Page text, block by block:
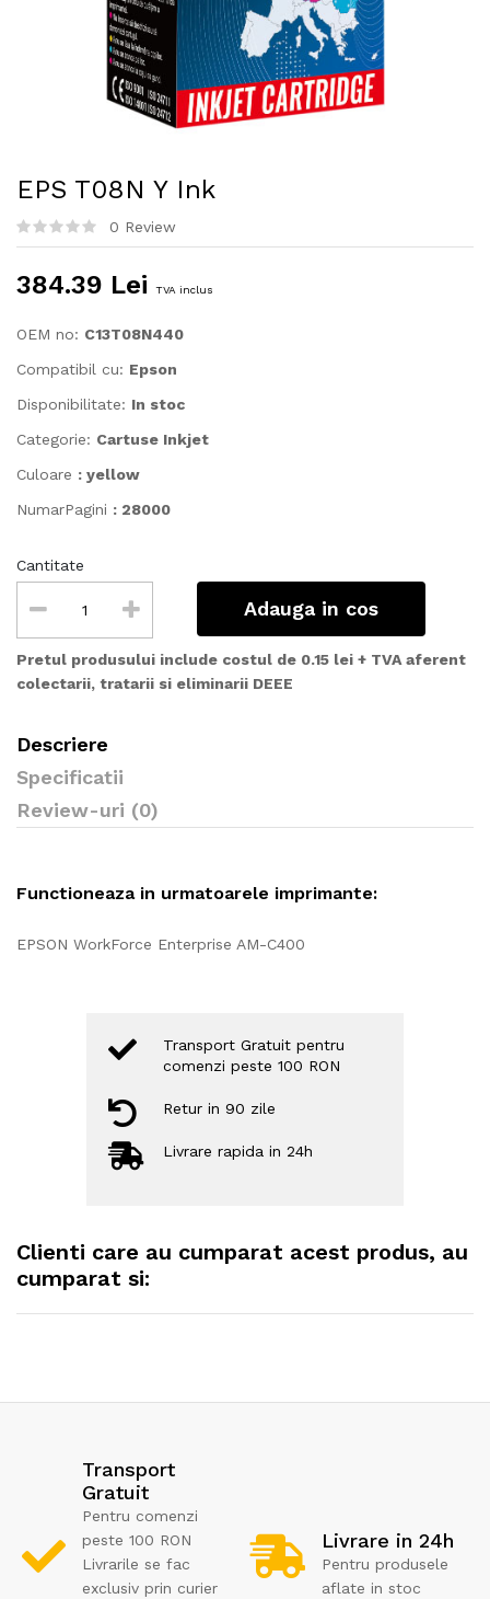
EPS T08N Y Ink
0 Review
384.39 Lei TVA inclus
OEM no: C13T08N440
Compatibil cu: Epson
Disponibilitate: In stoc
Categorie: Cartuse Inkjet
Culoare : yellow
NumarPagini : 28000
Cantitate
Adauga in cos
Pretul produsului include costul de 0.15 lei + TVA aferent
colectarii, tratarii si eliminarii DEEE
Descriere
Specificatii
Review-uri (0)
Functioneaza in urmatoarele imprimante:
EPSON WorkForce Enterprise AM-C400
Transport Gratuit pentru
comenzi peste 100 RON
Retur in 90 zile
Livrare rapida in 24h
Clienti care au cumparat acest produs, au
cumparat si:
Transport
Gratuit
Pentru comenzi
peste 100 RON
Livrarile se fac
exclusiv prin curier
Livrare in 24h
Pentru produsele
aflate in stoc